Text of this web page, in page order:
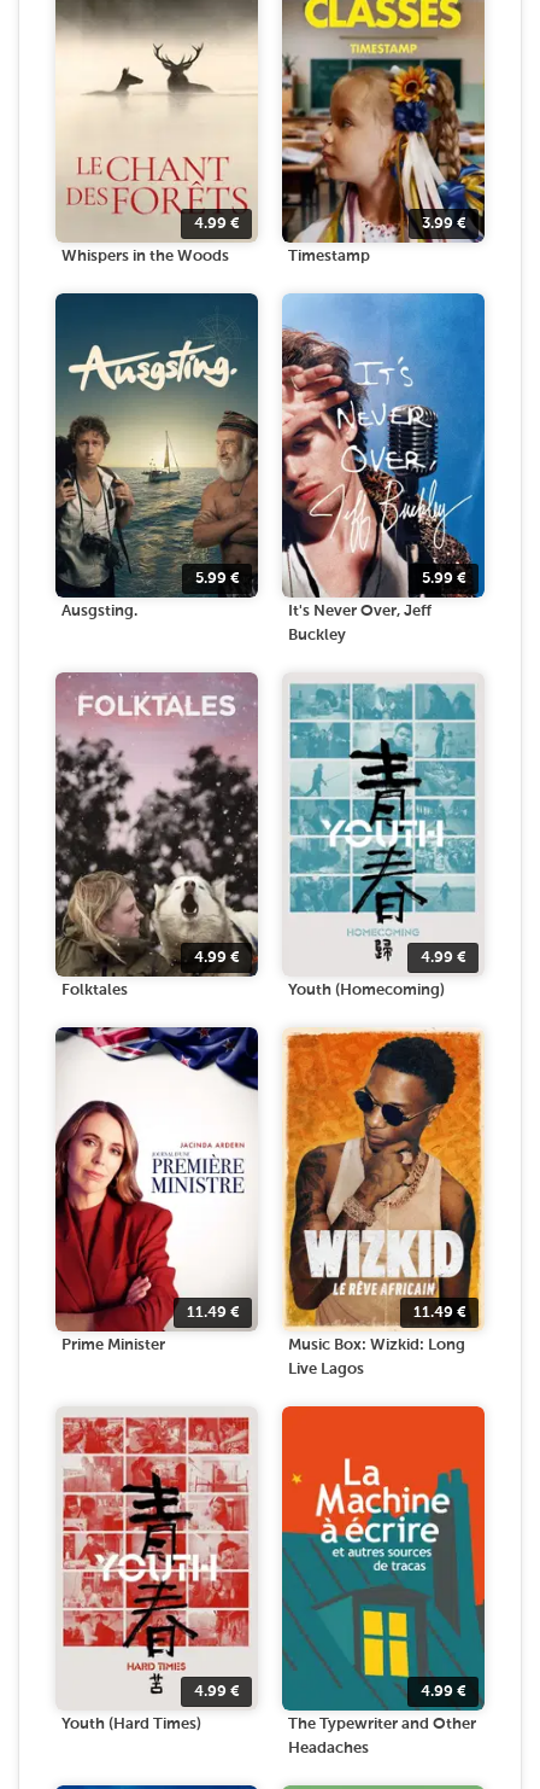
4.99 €
Whispers in the Woods
3.99€
Timestamp
5.99 €
Ausgsting.
5.99 €
It's Never Over, Jeff
Buckley
4.99 €
Folktales
4.99 €
Youth (Homecoming)
11.49 €
Prime Minister
11.49 €
Music Box: Wizkid: Long
Live Lagos
4.99 €
Youth (Hard Times)
4.99 €
The Typewriter and Other
Headaches